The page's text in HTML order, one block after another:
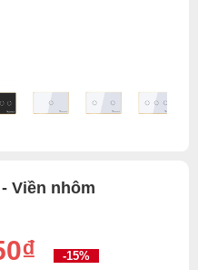
Viền nhôm
-15%